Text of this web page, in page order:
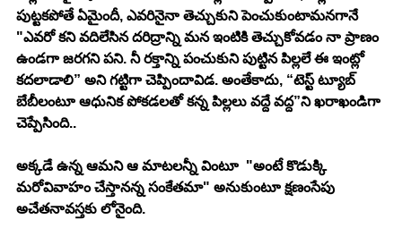
పుట్టకపోతే ఏమైందీ, ఎవరినైనా తెచ్చుకుని పెంచుకుంటామనగానే
"ఎవరో కని వదిలేసిన దరిద్రాన్ని మన ఇంటికి తెచ్చుకోవడం నా ప్రాణం
ఉండగా జరగని పని. నీ రక్తాన్ని పంచుకుని పుట్టిన పిల్లలే ఈ ఇంట్లో
కదలాడాలి” అని గట్టిగా చెప్పిందావిడ. అంతేకాదు, “టెస్ట్ ట్యూబ్
బేబీలంటూ ఆధునిక పోకడలతో కన్న పిల్లలు వద్దే వద్ద”ని ఖరాఖండిగా
చెప్పేసింది..
అక్కడే ఉన్న ఆమని ఆ మాటలన్నీ వింటూ  "అంటే కొడుక్కి
మరోవివాహం చేస్తానన్న సంకేతమా" అనుకుంటూ క్షణంసేపు
అచేతనావస్తకు లోనైంది.